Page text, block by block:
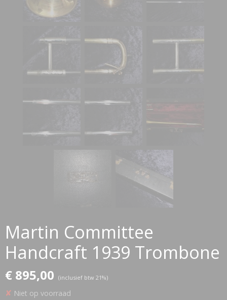
Martin Committee
Handcraft 1939 Trombone
€ 895,00 (inclusief btw 21%)
✘ Niet op voorraad